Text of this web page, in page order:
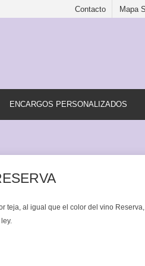
Contacto Mapa
ENCARGOS PERSONALIZADOS
teja, al igual que el color del vino